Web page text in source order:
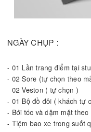
NGÀY CHỤP :
- 01 Lần trang điểm tại
- 02 Sore (tự chọn theo
- 02 Veston ( tự chọn )
- 01 Bộ đồ đôi ( khách tự
- Bới tóc và dặm mặt
- Tiệm bao xe trong suốt